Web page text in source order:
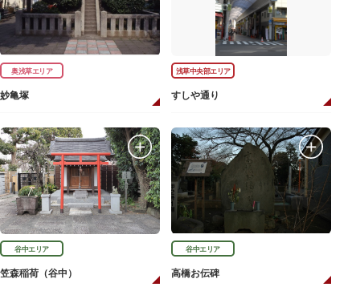
奥浅草エリア
妙亀塚
浅草中央部エリア
すしや通り
谷中エリア
笠森稲荷（谷中）
谷中エリア
高橋お伝碑